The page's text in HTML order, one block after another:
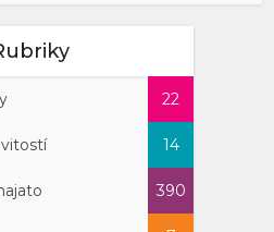
22
14
390